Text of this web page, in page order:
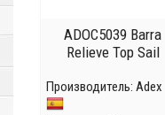
ADOC5039 Barra
Relieve Top Sail
Производитель: Adex